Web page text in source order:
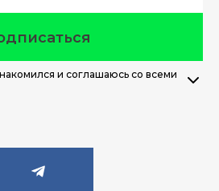
и соглашаюсь со всеми